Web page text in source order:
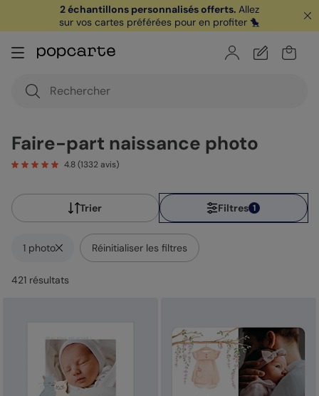
🏖️ Votre1ère carte postalesur l'app* est
offerte avec le code
je télécharge
2 échantillons personnalisés offerts.
Allez
sur vos cartes préférées pour en profiter 🐤
Faire-part naissance photo
4.8(1332avis)
Trier Filtres 1
1 photo Réinitialiser les filtres
421 résultats